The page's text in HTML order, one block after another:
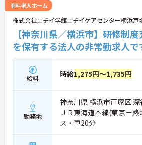
有料老人ホーム
株式会社ニチイ学館ニチイケアセンター横浜戸
【神奈川県／横浜市】研修制
を保有する法人の非常勤求人で
給料 時給1,275円～1,735円
勤務地
神奈川県 横浜市戸塚区
ＪＲ東海道本線(東京－
ス・車20分